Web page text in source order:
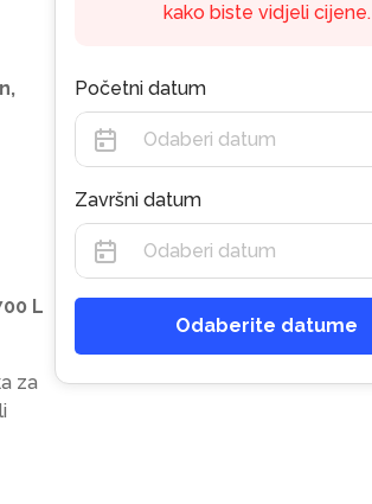
L
za
kako biste vidjeli cijene.
Početni datum
Završni datum
Odaberite datume